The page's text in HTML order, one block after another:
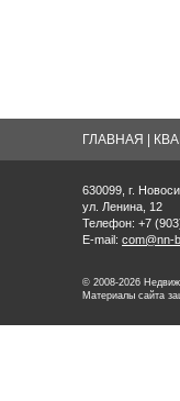
ГЛАВНАЯ
630099, г.
ул. Ленина, 12
Телефон: +7
E-mail: com@nn-
© 2008-2026
Материалы сайта